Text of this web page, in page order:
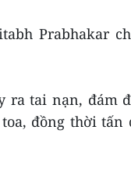
Prabhakar
ra tai nạn, đám
đồng thời tấn